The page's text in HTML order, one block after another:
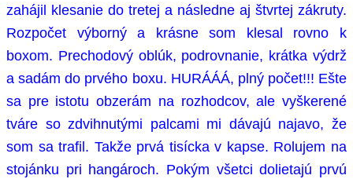
zahájil klesanie do tretej a následne aj štvrtej zákruty.
Rozpočet výborný a krásne som klesal rovno k
boxom. Prechodový oblúk, podrovnanie, krátka výdrž
a sadám do prvého boxu. HURÁÁÁ, plný počet!!! Ešte
sa pre istotu obzerám na rozhodcov, ale vyškerené
tváre so zdvihnutými palcami mi dávajú najavo, že
som sa trafil. Takže prvá tisícka v kapse. Rolujem na
stojánku pri hangároch. Pokým všetci dolietajú prvú